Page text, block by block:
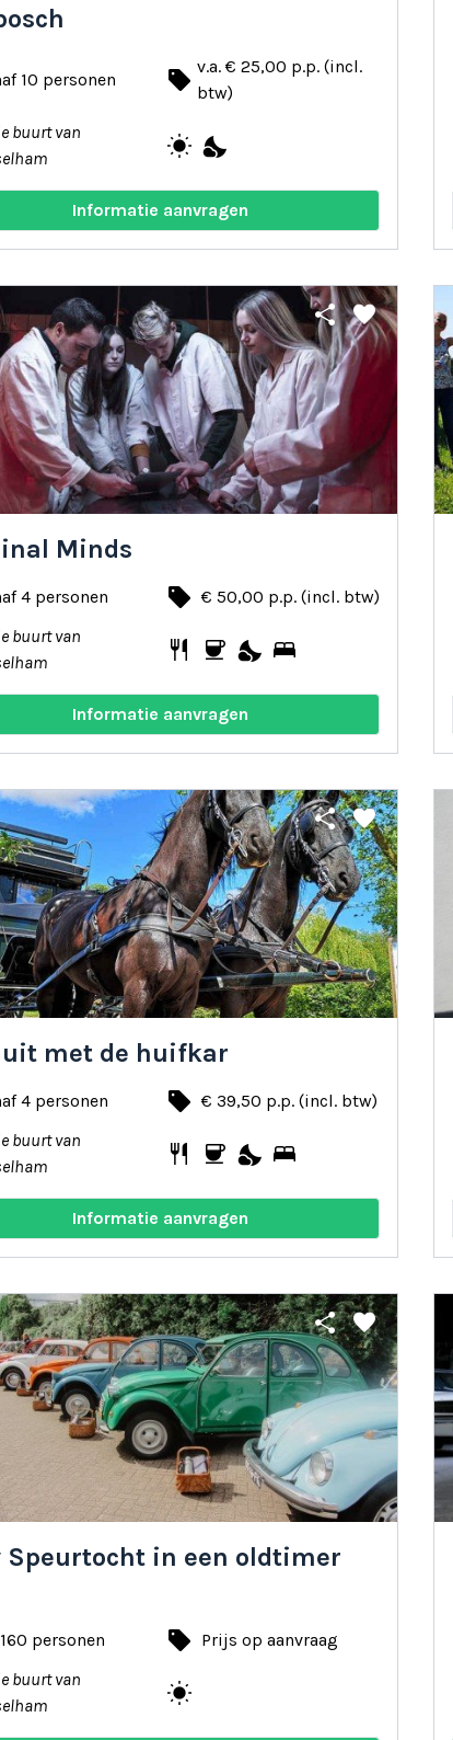
10 personen local_offer v.a. € 25,00 p.p. (incl.
btw)
buurt van
wb_sunny nights_stay
Informatie aanvragen
share favorite
Minds
4 personen local_offer € 50,00 p.p. (incl. btw)
buurt van
restaurant coffee nights_stay bed
Informatie aanvragen
share favorite
uit met de huifkar
4 personen local_offer € 39,50 p.p. (incl. btw)
buurt van
restaurant coffee nights_stay bed
Informatie aanvragen
share favorite
Speurtocht in een oldtimer
personen local_offer Prijs op aanvraag
buurt van
wb_sunny